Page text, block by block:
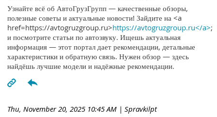
Узнайте всё об АвтоГрузГрупп — качественные обзоры,
полезные советы и актуальные новости! Зайдите на <a
href=https://avtogruzgroup.ru>https://avtogruzgroup.ru</a>;
и посмотрите статьи по автозвуку. Ищешь актуальная
информация — этот портал дает рекомендации, детальные
характеристики и обратную связь. Нужен обзор — здесь
найдёшь лучшие модели и надёжные рекомендации.
Thu, November 20, 2025 10:45 AM | Spravkilpt